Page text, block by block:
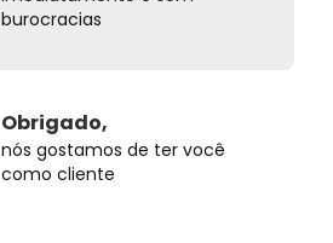
burocracias
Obrigado,
nós gostamos de ter você
como cliente